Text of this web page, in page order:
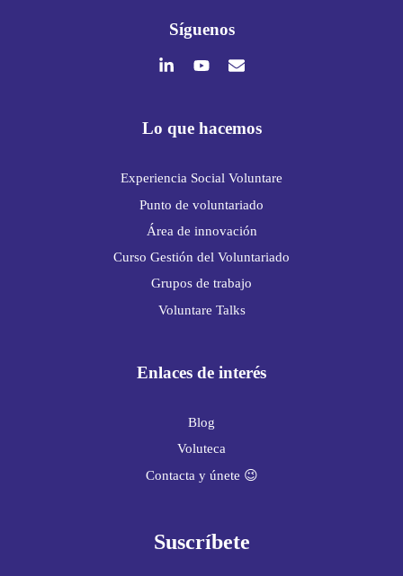
Síguenos
Lo que hacemos
Experiencia Social Voluntare
Punto de voluntariado
Área de innovación
Curso Gestión del Voluntariado
Grupos de trabajo
Voluntare Talks
Enlaces de interés
Blog
Voluteca
Contacta y únete 😉
Suscríbete